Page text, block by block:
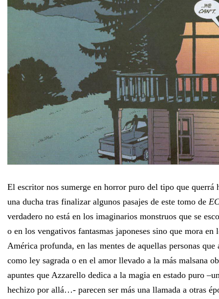
El escritor nos sumerge en horror puro del tipo que querrá
una ducha tras finalizar algunos pasajes de este tomo de
verdadero no está en los imaginarios monstruos que se
o en los vengativos fantasmas japoneses sino que mora en
América profunda, en las mentes de aquellas personas
como ley sagrada o en el amor llevado a la más malsana
apuntes que Azzarello dedica a la magia en estado puro
hechizo por allá…- parecen ser más una llamada a otras